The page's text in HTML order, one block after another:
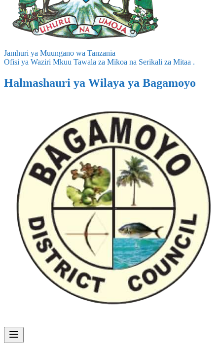
Jamhuri ya Muungano wa Tanzania
Ofisi ya Waziri Mkuu Tawala za Mikoa na Serikali za Mitaa .
Halmashauri ya Wilaya ya Bagamoyo